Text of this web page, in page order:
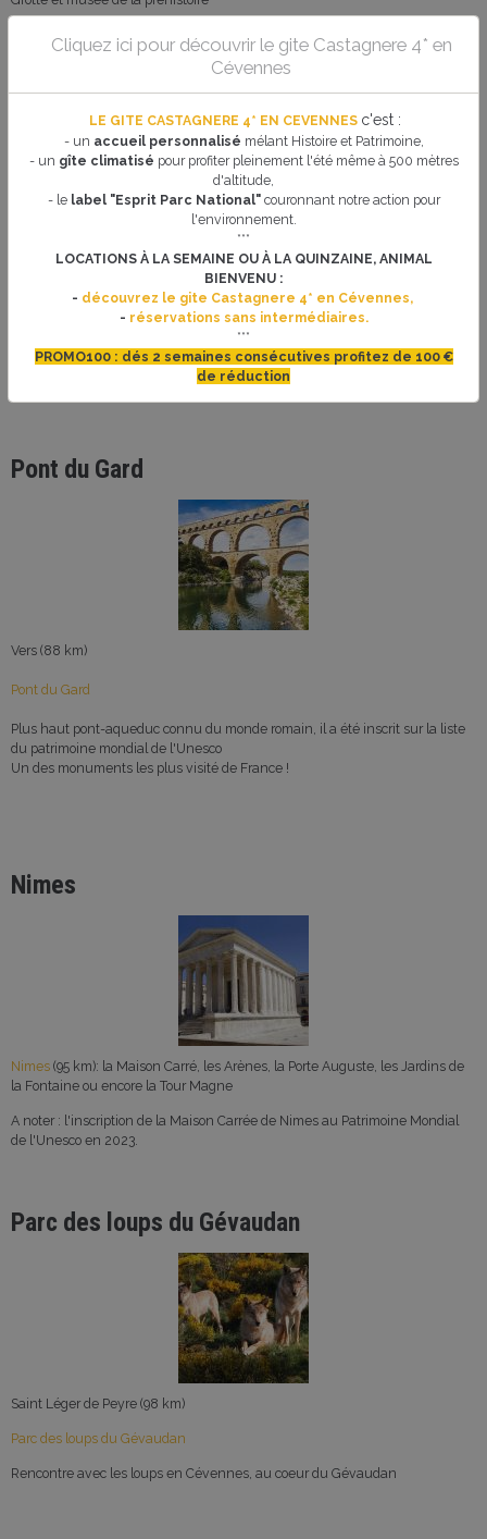
La Bambouseraie en Cévennes
Générargues (63 km)
La Bambouseraie
La bambouseraie en Cévennes est un jardin exotique situé à Générargues
dans le Gard unique en Europe.
Pont du Gard
Vers (88 km)
Pont du Gard
Plus haut pont-aqueduc connu du monde romain, il a été inscrit sur la liste
du patrimoine mondial de l'Unesco
Un des monuments les plus visité de France !
Nimes
Nimes (95 km): la Maison Carré, les Arènes, la Porte Auguste, les Jardins de
la Fontaine ou encore la Tour Magne
A noter : l'inscription de la Maison Carrée de Nimes au Patrimoine Mondial
de l'Unesco en 2023.
Parc des loups du Gévaudan
Saint Léger de Peyre (98 km)
Parc des loups du Gévaudan
Rencontre avec les loups en Cévennes, au coeur du Gévaudan
Cliquez ici pour découvrir le gite Castagnere 4* en
Cévennes
LE GITE CASTAGNERE 4* EN CEVENNES c'est :
- un accueil personnalisé mélant Histoire et Patrimoine,
- un gîte climatisé pour profiter pleinement l'été même à 500 mètres
d'altitude,
- le label "Esprit Parc National"couronnant notre action pour
l'environnement.
***
LOCATIONS À LA SEMAINE OU À LA QUINZAINE, ANIMAL
BIENVENU :
- découvrez le gite Castagnere 4* en Cévennes,
- réservations sans intermédiaires.
***
PROMO100 : dés 2 semaines consécutives profitez de 100 €
de réduction